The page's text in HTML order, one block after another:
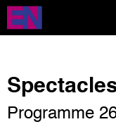
Aller
contenu
Programme